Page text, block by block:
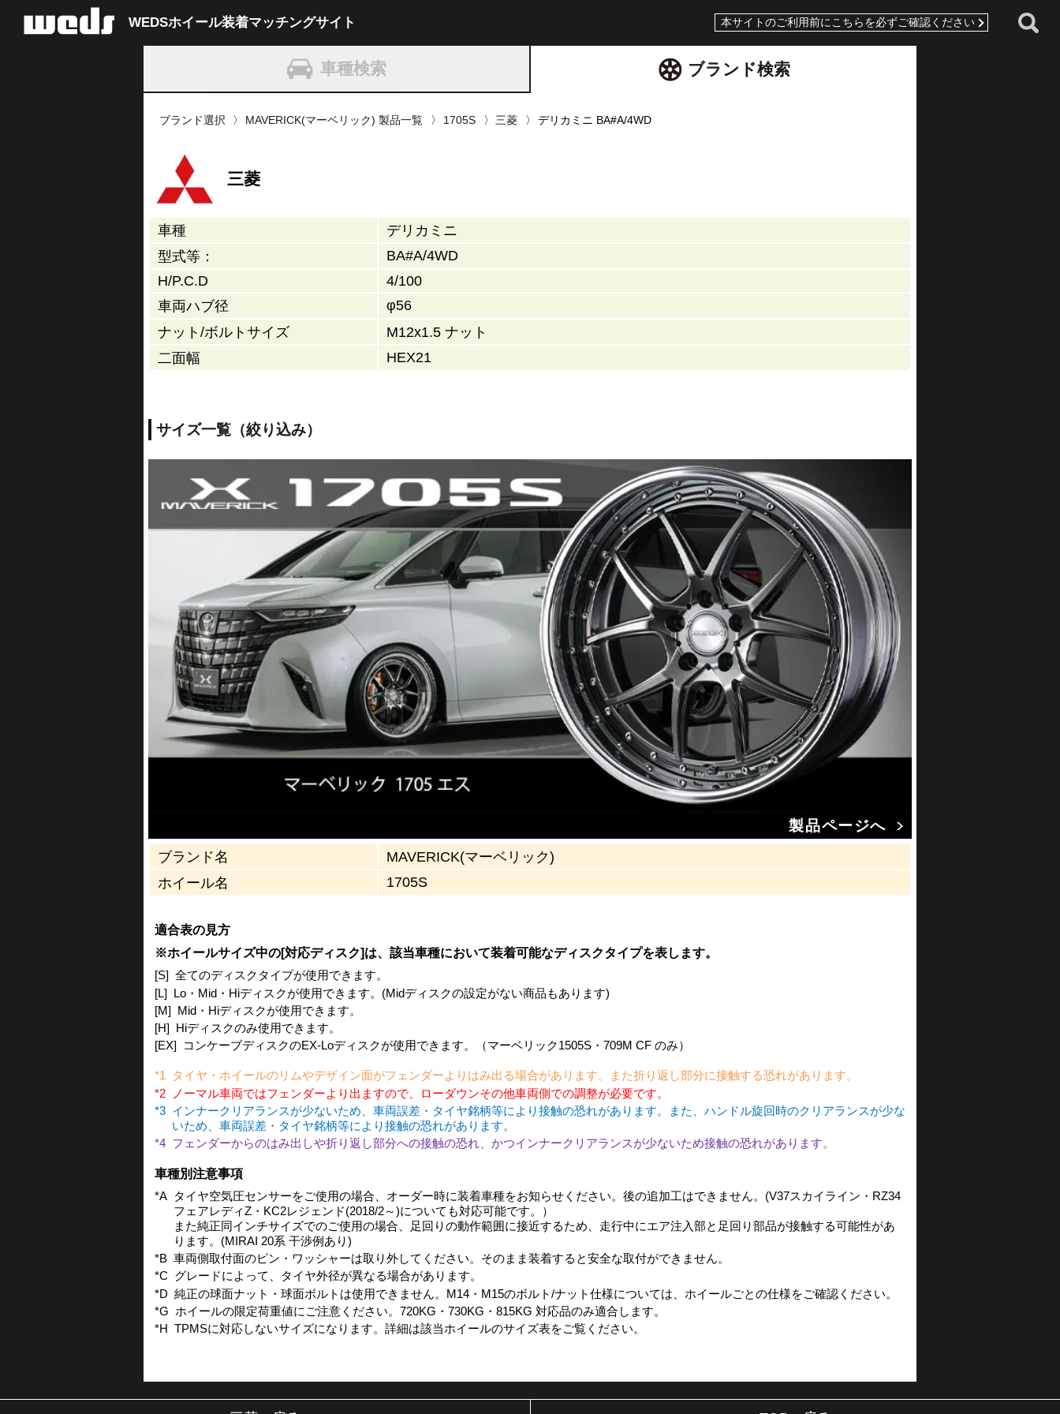
WEDSホイール装着マッチングサイト 本サイトのご利用前にこちらを必ずご確認ください
車種検索 ブランド検索
ブランド選択 MAVERICK(マーベリック) 製品一覧 1705S 三菱 デリカミニ BA#A/4WD
三菱
車種
デリカミニ
型式等：
BA#A/4WD
H/P.C.D
4/100
車両ハブ径
φ56
ナット/ボルトサイズ
M12x1.5 ナット
二面幅
HEX21
サイズ一覧（絞り込み）
製品ページへ
ブランド名
MAVERICK(マーベリック)
ホイール名
1705S
適合表の見方
※ホイールサイズ中の[対応ディスク]は、該当車種において装着可能なディスクタイプを表します。
[S] 全てのディスクタイプが使用できます。
[L] Lo・Mid・Hiディスクが使用できます。(Midディスクの設定がない商品もあります)
[M] Mid・Hiディスクが使用できます。
[H] Hiディスクのみ使用できます。
[EX] コンケーブディスクのEX-Loディスクが使用できます。（マーベリック1505S・709M CF のみ）
*1
タイヤ・ホイールのリムやデザイン面がフェンダーよりはみ出る場合があります。また折り返し部分に接触する恐れがあります。
*2
ノーマル車両ではフェンダーより出ますので、ローダウンその他車両側での調整が必要です。
*3 インナークリアランスが少ないため、車両誤差・タイヤ銘柄等により接触の恐れがあります。また、ハンドル旋回時のクリアランスが少な
いため、車両誤差・タイヤ銘柄等により接触の恐れがあります。
*4 フェンダーからのはみ出しや折り返し部分への接触の恐れ、かつインナークリアランスが少ないため接触の恐れがあります。
車種別注意事項
*A タイヤ空気圧センサーをご使用の場合、オーダー時に装着車種をお知らせください。後の追加工はできません。(V37スカイライン・RZ34
フェアレディZ・KC2レジェンド(2018/2～)についても対応可能です。）
また純正同インチサイズでのご使用の場合、足回りの動作範囲に接近するため、走行中にエア注入部と足回り部品が接触する可能性があ
ります。(MIRAI 20系 干渉例あり)
*B 車両側取付面のピン・ワッシャーは取り外してください。そのまま装着すると安全な取付ができません。
*C グレードによって、タイヤ外径が異なる場合があります。
*D 純正の球面ナット・球面ボルトは使用できません。M14・M15のボルト/ナット仕様については、ホイールごとの仕様をご確認ください。
*G ホイールの限定荷重値にご注意ください。720KG・730KG・815KG 対応品のみ適合します。
*H TPMSに対応しないサイズになります。詳細は該当ホイールのサイズ表をご覧ください。